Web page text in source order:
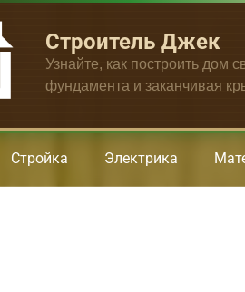
Строитель Джек
Узнайте, как построить дом
фундамента и заканчивая
Стройка Электрика